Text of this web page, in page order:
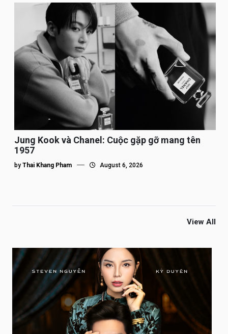
Jung Kook và Chanel: Cuộc gặp gỡ mang tên
1957
by Thai Khang Pham August 6, 2026
View All